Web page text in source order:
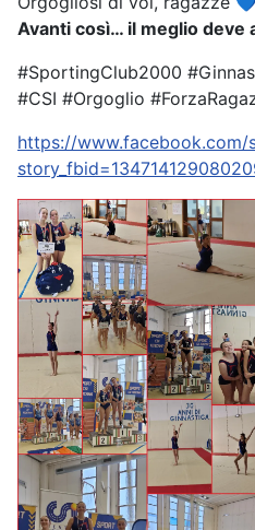
Avanti così… il meglio deve
#SportingClub2000
#CSI #Orgoglio
https://www.facebook.com/